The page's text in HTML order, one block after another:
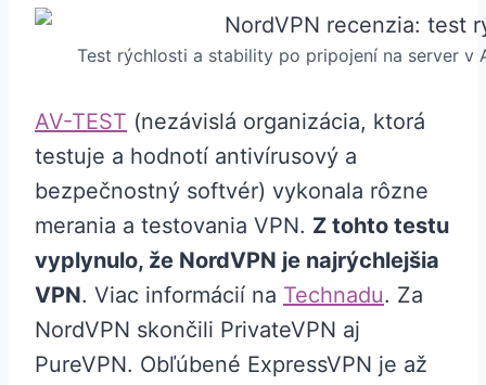
Test rýchlosti a stability po pripojení na server v
AV-TEST (nezávislá organizácia, ktorá
testuje a hodnotí antivírusový a
bezpečnostný softvér) vykonala rôzne
merania a testovania VPN. Z tohto testu
vyplynulo, že NordVPN je najrýchlejšia
VPN. Viac informácií na Technadu. Za
NordVPN skončili PrivateVPN aj
PureVPN. Obľúbené ExpressVPN je až